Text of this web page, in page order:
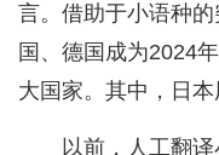
言。借助于小语种
国、德国成为2024
大国家。其中，日本
以前，人工翻